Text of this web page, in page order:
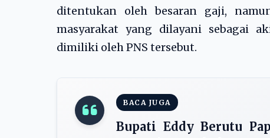
ditentukan oleh besaran gaji,
masyarakat yang dilayani sebagai
dimiliki oleh PNS tersebut.
BACA JUGA
Bupati Eddy Berutu